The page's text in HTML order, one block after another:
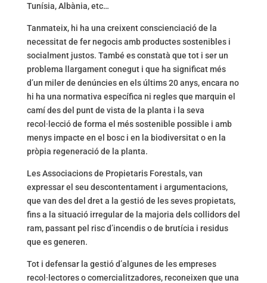
Tunísia, Albània, etc…
Tanmateix, hi ha una creixent conscienciació de la
necessitat de fer negocis amb productes sostenibles i
socialment justos. També es constatà que tot i ser un
problema llargament conegut i que ha significat més
d’un miler de denúncies en els últims 20 anys, encara no
hi ha una normativa específica ni regles que marquin el
camí des del punt de vista de la planta i la seva
recol·lecció de forma el més sostenible possible i amb
menys impacte en el bosc i en la biodiversitat o en la
pròpia regeneració de la planta.
Les Associacions de Propietaris Forestals, van
expressar el seu descontentament i argumentacions,
que van des del dret a la gestió de les seves propietats,
fins a la situació irregular de la majoria dels collidors del
ram, passant pel risc d’incendis o de brutícia i residus
que es generen.
Tot i defensar la gestió d’algunes de les empreses
recol·lectores o comercialitzadores, reconeixen que una